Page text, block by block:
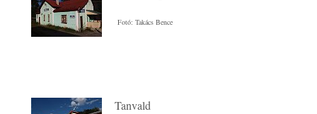
Fotó: Takács Bence
Tanvald